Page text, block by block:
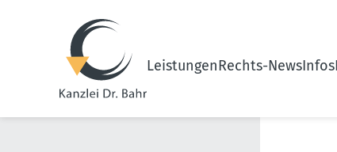
LeistungenRechts-NewsInfos